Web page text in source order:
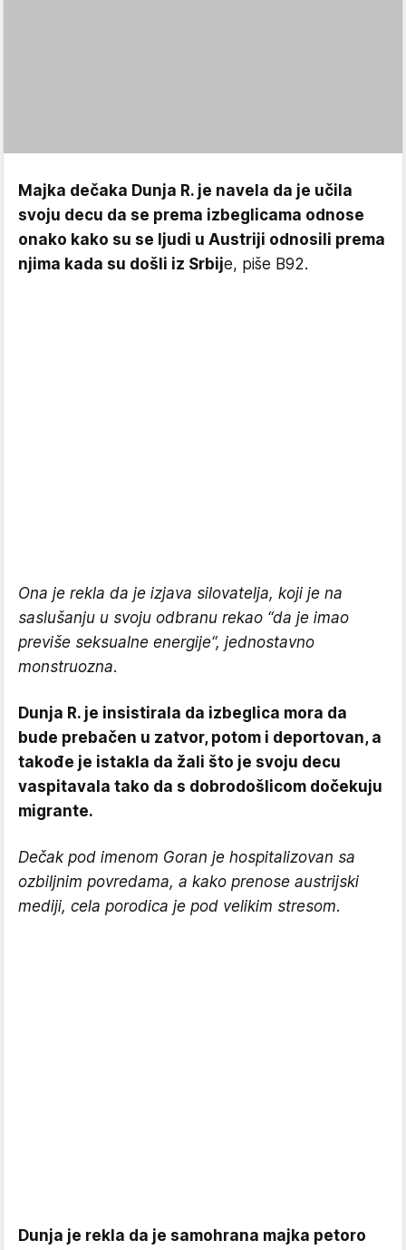
Majka dečaka Dunja R. je navela da je učila
svoju decu da se prema izbeglicama odnose
onako kako su se ljudi u Austriji odnosili prema
njima kada su došli iz Srbije, piše B92.
Ona je rekla da je izjava silovatelja, koji je na
saslušanju u svoju odbranu rekao “da je imao
previše seksualne energije“, jednostavno
monstruozna.
Dunja R. je insistirala da izbeglica mora da
bude prebačen u zatvor, potom i deportovan, a
takođe je istakla da žali što je svoju decu
vaspitavala tako da s dobrodošlicom dočekuju
migrante.
Dečak pod imenom Goran je hospitalizovan sa
ozbiljnim povredama, a kako prenose austrijski
mediji, cela porodica je pod velikim stresom.
Dunja je rekla da je samohrana majka petoro